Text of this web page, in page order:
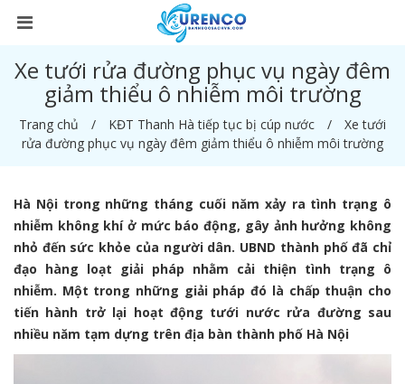
Xe tưới rửa đường phục vụ ngày đêm
giảm thiểu ô nhiễm môi trường
Trang chủ KĐT Thanh Hà tiếp tục bị cúp nước
Xe tưới
rửa đường phục vụ ngày đêm giảm thiểu ô nhiễm môi trường
Hà Nội trong những tháng cuối năm xảy ra tình trạng ô
nhiễm không khí ở mức báo động, gây ảnh hưởng không
nhỏ đến sức khỏe của người dân. UBND thành phố đã chỉ
đạo hàng loạt giải pháp nhằm cải thiện tình trạng ô
nhiễm. Một trong những giải pháp đó là chấp thuận cho
tiến hành trở lại hoạt động tưới nước rửa đường sau
nhiều năm tạm dựng trên địa bàn thành phố Hà Nội